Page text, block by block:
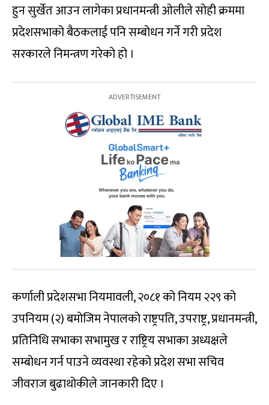
हुन सुर्खेत आउन लागेका प्रधानमन्त्री ओलीले सोही क्रममा
प्रदेशसभाको बैठकलाई पनि सम्बोधन गर्ने गरी प्रदेश
सरकारले निमन्त्रण गरेको हो ।
कर्णाली प्रदेशसभा नियमावली, २०८१ को नियम २२९ को
उपनियम (२) बमोजिम नेपालको राष्ट्रपति, उपराष्ट्र, प्रधानमन्त्री,
प्रतिनिधि सभाका सभामुख र राष्ट्रिय सभाका अध्यक्षले
सम्बोधन गर्न पाउने व्यवस्था रहेको प्रदेश सभा सचिव
जीवराज बुढाथोकीले जानकारी दिए ।